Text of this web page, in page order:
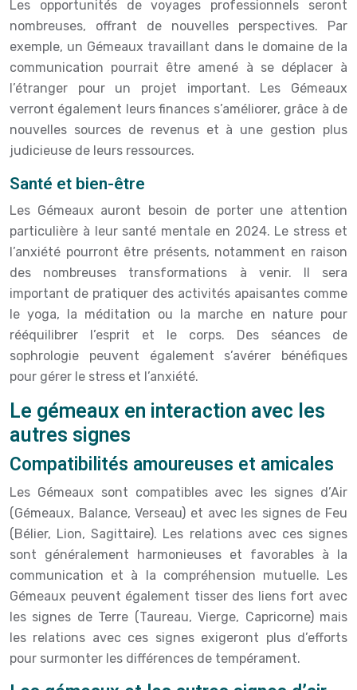
Les opportunités de voyages professionnels seront
nombreuses, offrant de nouvelles perspectives. Par
exemple, un Gémeaux travaillant dans le domaine de la
communication pourrait être amené à se déplacer à
l’étranger pour un projet important. Les Gémeaux
verront également leurs finances s’améliorer, grâce à de
nouvelles sources de revenus et à une gestion plus
judicieuse de leurs ressources.
Santé et bien-être
Les Gémeaux auront besoin de porter une attention
particulière à leur santé mentale en 2024. Le stress et
l’anxiété pourront être présents, notamment en raison
des nombreuses transformations à venir. Il sera
important de pratiquer des activités apaisantes comme
le yoga, la méditation ou la marche en nature pour
rééquilibrer l’esprit et le corps. Des séances de
sophrologie peuvent également s’avérer bénéfiques
pour gérer le stress et l’anxiété.
Le gémeaux en interaction avec les
autres signes
Compatibilités amoureuses et amicales
Les Gémeaux sont compatibles avec les signes d’Air
(Gémeaux, Balance, Verseau) et avec les signes de Feu
(Bélier, Lion, Sagittaire). Les relations avec ces signes
sont généralement harmonieuses et favorables à la
communication et à la compréhension mutuelle. Les
Gémeaux peuvent également tisser des liens fort avec
les signes de Terre (Taureau, Vierge, Capricorne) mais
les relations avec ces signes exigeront plus d’efforts
pour surmonter les différences de tempérament.